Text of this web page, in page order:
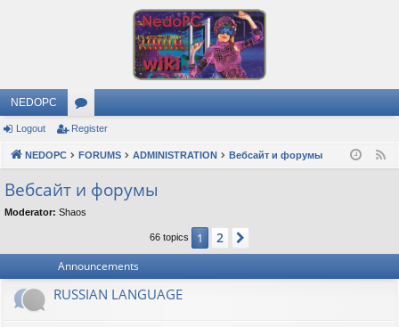
NEDOPC
or
u
s
Logout Register
NEDOPC FORUMS ADMINISTRATION Вебсайт и форумы
Вебсайт и форумы
Moderator: Shaos
66 topics 1 2
Announcements
RUSSIAN LANGUAGE